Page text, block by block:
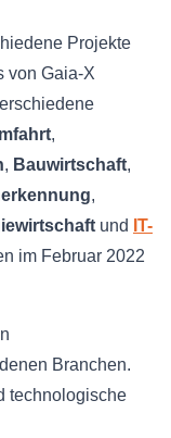
Projekte
von Gaia-X
,
, Bauwirtschaft,
,
und IT-
im Februar 2022
Branchen.
technologische